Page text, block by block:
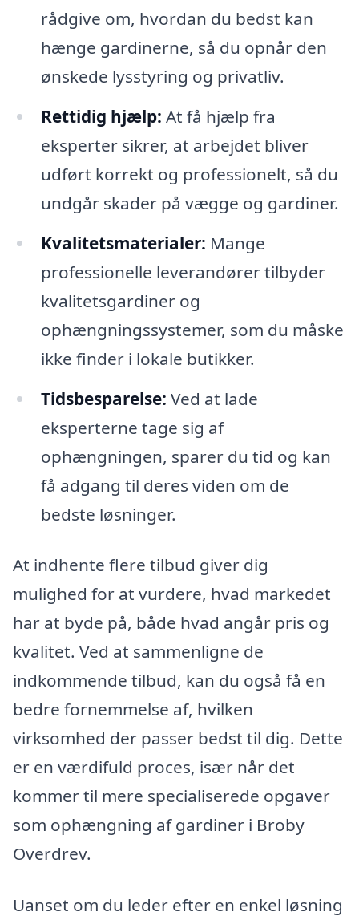
rådgive om, hvordan du bedst kan
hænge gardinerne, så du opnår den
ønskede lysstyring og privatliv.
Rettidig hjælp: At få hjælp fra
eksperter sikrer, at arbejdet bliver
udført korrekt og professionelt, så du
undgår skader på vægge og gardiner.
Kvalitetsmaterialer: Mange
professionelle leverandører tilbyder
kvalitetsgardiner og
ophængningssystemer, som du måske
ikke finder i lokale butikker.
Tidsbesparelse: Ved at lade
eksperterne tage sig af
ophængningen, sparer du tid og kan
få adgang til deres viden om de
bedste løsninger.
At indhente flere tilbud giver dig
mulighed for at vurdere, hvad markedet
har at byde på, både hvad angår pris og
kvalitet. Ved at sammenligne de
indkommende tilbud, kan du også få en
bedre fornemmelse af, hvilken
virksomhed der passer bedst til dig. Dette
er en værdifuld proces, især når det
kommer til mere specialiserede opgaver
som ophængning af gardiner i Broby
Overdrev.
Uanset om du leder efter en enkel løsning